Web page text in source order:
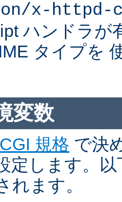
x-httpd-
ハンドラが
タイプを
変数
CGI 規格 で決
定します。
れます。